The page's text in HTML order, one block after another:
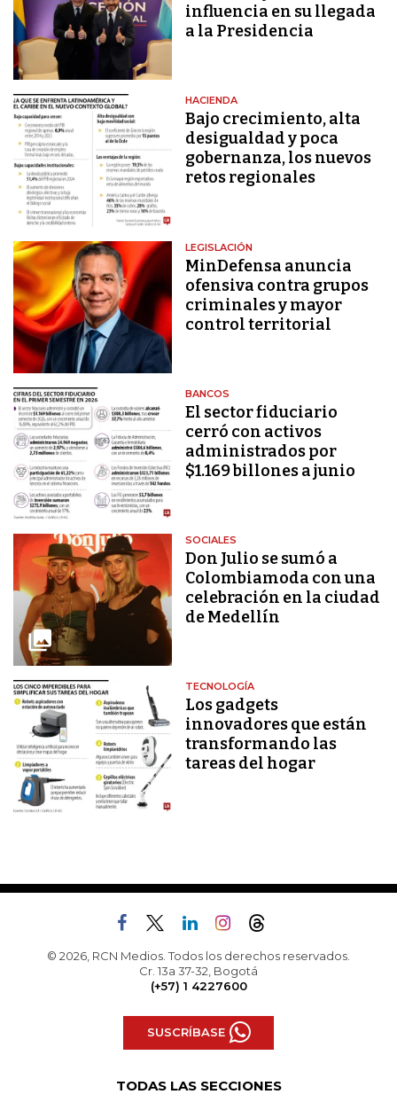
influencia en su llegada
a la Presidencia
HACIENDA
Bajo crecimiento, alta
desigualdad y poca
gobernanza, los nuevos
retos regionales
LEGISLACIÓN
MinDefensa anuncia
ofensiva contra grupos
criminales y mayor
control territorial
BANCOS
El sector fiduciario
cerró con activos
administrados por
$1.169 billones a junio
SOCIALES
Don Julio se sumó a
Colombiamoda con una
celebración en la ciudad
de Medellín
TECNOLOGÍA
Los gadgets
innovadores que están
transformando las
tareas del hogar
© 2026, RCN Medios. Todos los derechos reservados.
Cr. 13a 37-32, Bogotá
(+57) 1 4227600
SUSCRÍBASE
TODAS LAS SECCIONES